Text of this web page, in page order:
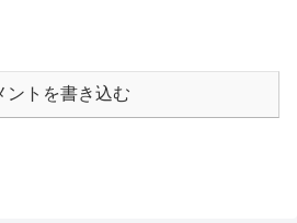
ントを書き込む